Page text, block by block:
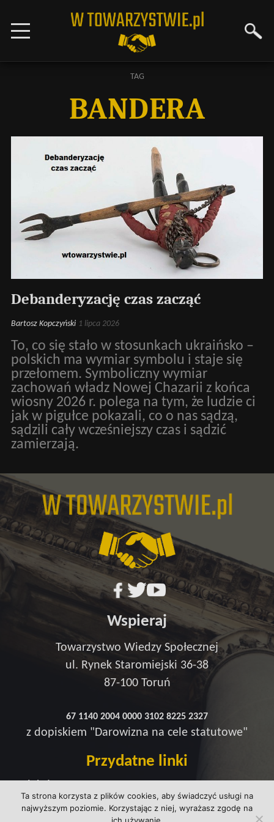
TAG
BANDERA
Debanderyzację czas zacząć
Bartosz Kopczyński 1 lipca 2026
To, co się stało w stosunkach ukraińsko –
polskich ma wymiar symbolu i staje się
przełomem. Symboliczny wymiar
zachowań władz Nowej Chazarii z końca
wiosny 2026 r. polega na tym, że ludzie ci
jak w pigułce pokazali, co o nas sądzą,
sądzili cały wcześniejszy czas i sądzić
zamierzają.
Ta strona korzysta z plików cookies, aby świadczyć usługi na
najwyższym poziomie. Korzystając z niej, wyrażasz zgodę na
Wspieraj
Towarzystwo Wiedzy Społecznej
ul. Rynek Staromiejski 36-38
87-100 Toruń
67 1140 2004 0000 3102 8225 2327
z dopiskiem "Darowizna na cele statutowe"
Przydatne linki
Strefa wsparcia